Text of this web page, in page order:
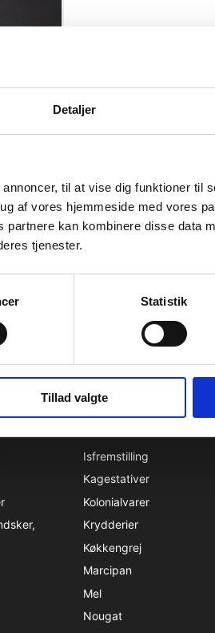
Detaljer
til at vise dig funktioner til
af vores hjemmeside med vores
kan kombinere disse data
tjenester.
Statistik
Tillad valgte
Allergener
brug.
alkoholiske drikkevarer.
Isfremstilling
Kagestativer
Kolonialvarer
Krydderier
Køkkengrej
Marcipan
Mel
Nougat